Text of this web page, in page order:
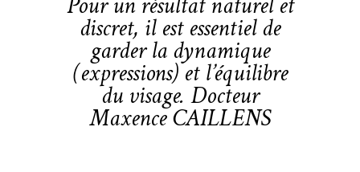
discret, il est essentiel de
garder la dynamique
(expressions) et l’équilibre
du visage. Docteur
Maxence CAILLENS